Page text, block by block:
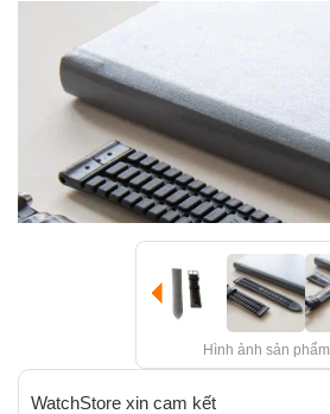
Hình ảnh sản phẩm
WatchStore xin cam kết